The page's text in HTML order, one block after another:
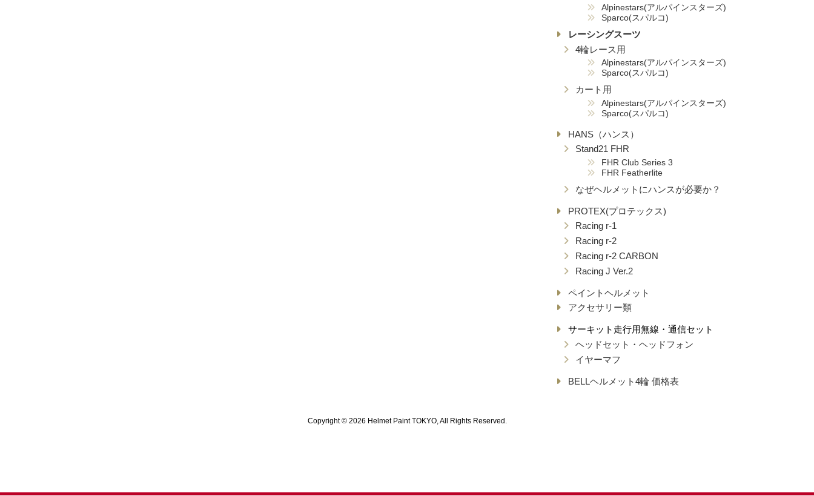
Alpinestars(アルパインスターズ)
Sparco(スパルコ)
レーシングスーツ
4輪レース用
Alpinestars(アルパインスターズ)
Sparco(スパルコ)
カート用
Alpinestars(アルパインスターズ)
Sparco(スパルコ)
HANS（ハンス）
Stand21 FHR
FHR Club Series 3
FHR Featherlite
なぜヘルメットにハンスが必要か？
PROTEX(プロテックス)
Racing r-1
Racing r-2
Racing r-2 CARBON
Racing J Ver.2
ペイントヘルメット
アクセサリー類
サーキット走行用無線・通信セット
ヘッドセット・ヘッドフォン
イヤーマフ
BELLヘルメット4輪 価格表
Copyright © 2026 Helmet Paint TOKYO, All Rights Reserved.